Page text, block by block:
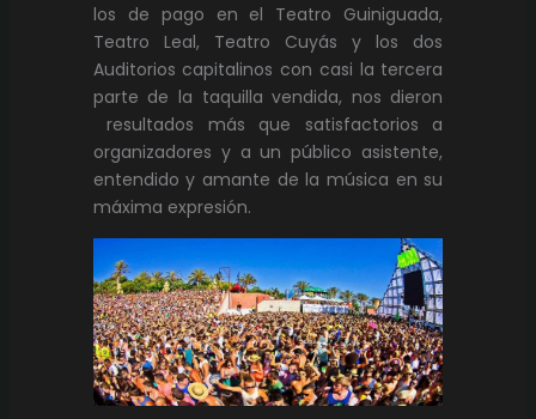
los de pago en el Teatro Guiniguada,
Teatro Leal, Teatro Cuyás y los dos
Auditorios capitalinos con casi la tercera
parte de la taquilla vendida, nos dieron
resultados más que satisfactorios a
organizadores y a un público asistente,
entendido y amante de la música en su
máxima expresión.